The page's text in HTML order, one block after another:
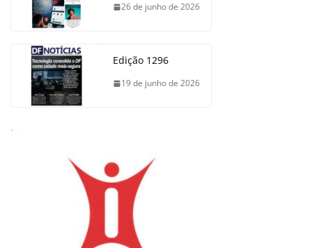
26 de junho de 2026
Edição 1296
19 de junho de 2026